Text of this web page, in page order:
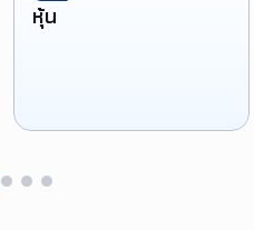
หุ้น